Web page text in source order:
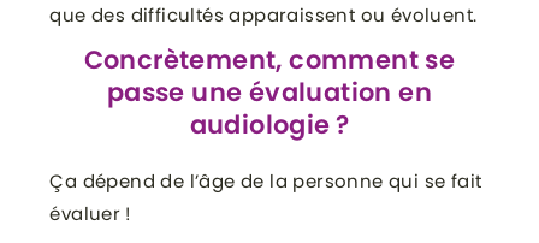
que des difficultés apparaissent ou évoluent.
Concrètement, comment se
passe une évaluation en
audiologie ?
Ça dépend de l’âge de la personne qui se fait
évaluer !